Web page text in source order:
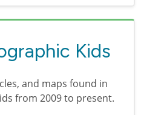
Kids
and maps found in
from 2009 to present.